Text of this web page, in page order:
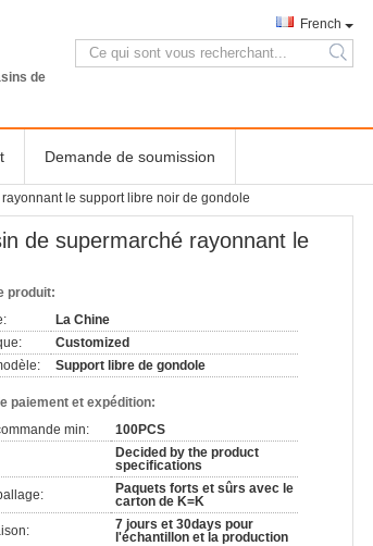
de
French
search
Demande de soumission
le support libre noir de gondole
de supermarché rayonnant le
produit:
La Chine
Customized
Support libre de gondole
paiement et expédition:
min:
100PCS
Decided by the product
specifications
Paquets forts et sûrs avec le
carton de K=K
7 jours et 30days pour
l'échantillon et la production